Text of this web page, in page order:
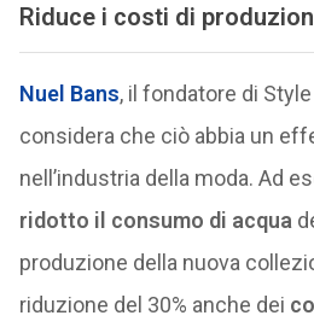
Riduce i costi di
Nuel Bans, il fondatore di
considera che ciò abbia un
nell’industria della moda. Ad
ridotto il consumo di acqua
produzione della nuova
riduzione del 30% anche dei